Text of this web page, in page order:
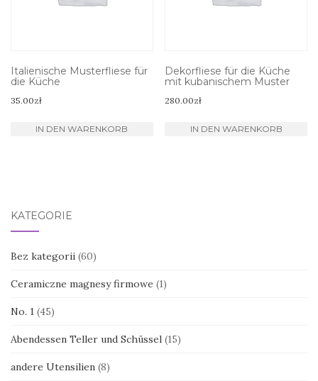
Italienische Musterfliese für
die Küche
35.00zł
IN DEN WARENKORB
Dekorfliese für die Küche
mit kubanischem Muster
280.00zł
IN DEN WARENKORB
KATEGORIE
Bez kategorii (60)
Ceramiczne magnesy firmowe (1)
No. 1 (45)
Abendessen Teller und Schüssel (15)
andere Utensilien (8)